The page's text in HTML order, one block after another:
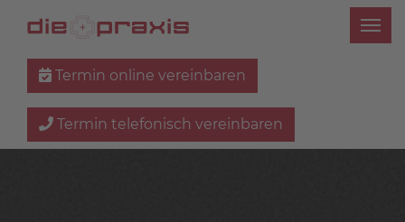
Termin online vereinbaren
Termin telefonisch vereinbaren